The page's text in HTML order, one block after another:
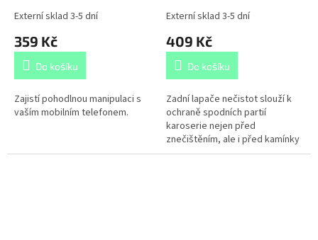
Externí sklad 3-5 dní
359 Kč
Do košíku
Zajistí pohodlnou manipulaci s
vaším mobilním telefonem.
Externí sklad 3-5 dní
409 Kč
Do košíku
Zadní lapače nečistot slouží k
ochraně spodních partií
karoserie nejen před
znečištěním, ale i před kamínky
odletujícími od kol. Lapače ocení